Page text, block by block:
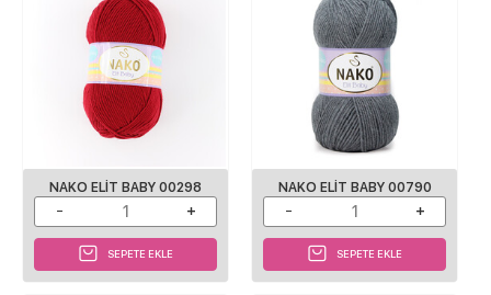
NAKO ELIT BABY 00298
SEPETE EKLE
NAKO ELIT BABY 00790
SEPETE EKLE